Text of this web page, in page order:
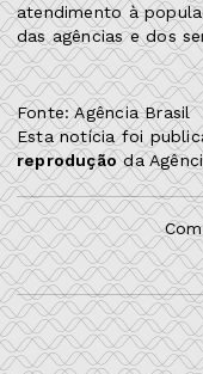
atendimento à
das agências e dos
Fonte: Agência Brasil
Esta notícia foi
reproduçãoda